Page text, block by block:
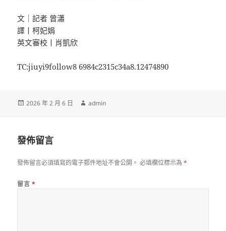
文｜記者 曾瀟
譯丨柯妃娟
英文審校丨肖凱欣
TC:jiuyi9follow8 6984c2315c34a8.12474890
發
2026 年 2 月 6 日
作
admin
發佈留言
發佈留言必須填寫的電子郵件地址不會公開。 必填欄位標示為*
留言 *